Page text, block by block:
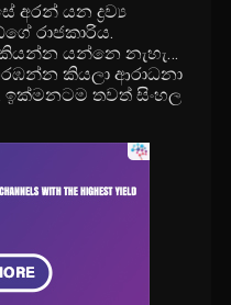
යන ද්‍රව්‍ය
රාජකාරිය.
යන්නෙ නැහැ…
කියලා ආරාධනා
ඉක්මනටම තවත් සිංහල